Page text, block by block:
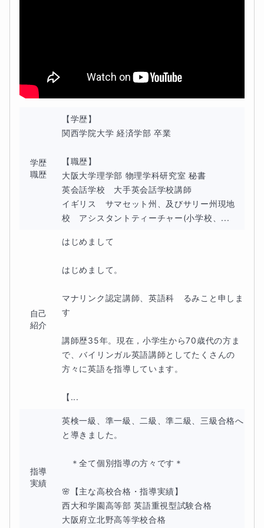
【どんなことをしますか】
学歴
職歴
【学歴】
関西学院大学 経済学部 卒業
【職歴】
大阪大学理学部 物理学科研究室 秘書
英会話学校　大手英会話学校講師
イギリス　サマセット州、及びサリー州現地
校　アシスタントティーチャー(小学校、...
自己
紹介
はじめまして
はじめまして。
マナリンク認定講師、英語科　るみこと申しま
す
講師歴35年。現在，小学生から70歳代の方ま
で、バイリンガル英語講師としてたくさんの
方々に英語を指導しています。
【...
指導
実績
英検一級、準一級、二級、準二級、三級合格へ
と導きました。
＊全て個別指導の方々です＊
🌸【主な高校合格・指導実績】
西大和学園高等部 英語重視型試験合格
大阪府立北野高等学校合格